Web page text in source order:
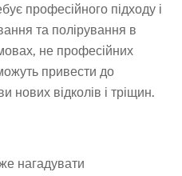
професійного підходу і
та полірування в
не професійних
привести до
нових відколів і тріщин.
нагадувати